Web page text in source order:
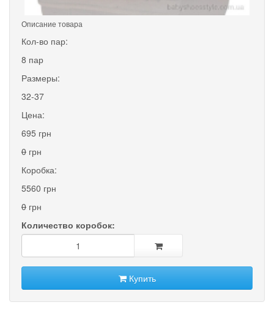
Описание товара
Кол-во пар:
8 пар
Размеры:
32-37
Цена:
695 грн
0 грн
Коробка:
5560 грн
0 грн
Количество коробок:
Купить